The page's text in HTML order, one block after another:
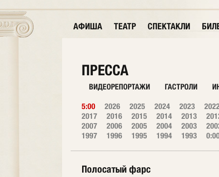
АФИША ТЕАТР СПЕКТАКЛИ
ПРЕССА
ВИДЕОРЕПОРТАЖИ ГАСТРОЛИ
5:00 2026 2025 2024 2023
2017
2016 2015 2014 2013
2007
2006 2005 2004 2003
1997
1996 1995 1994 1993
Полосатый фарс